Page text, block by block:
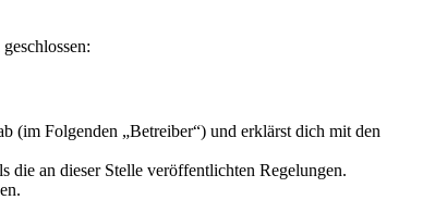
(im Folgenden „Betreiber“) und erklärst dich mit den
die an dieser Stelle veröffentlichten Regelungen.